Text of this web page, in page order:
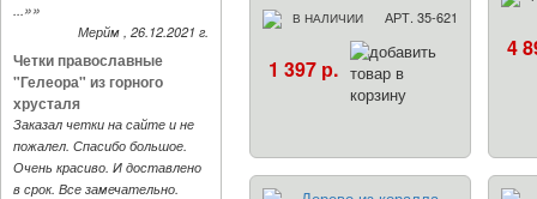
...»»
Мерйм , 26.12.2021 г.
Четки православные
"Гелеора" из горного
хрусталя
Заказал четки на сайте и не
пожалел. Спасибо большое.
Очень красиво. И доставлено
в срок. Все замечательно.
В НАЛИЧИИ АРТ. 35-621
1 397 р.
4